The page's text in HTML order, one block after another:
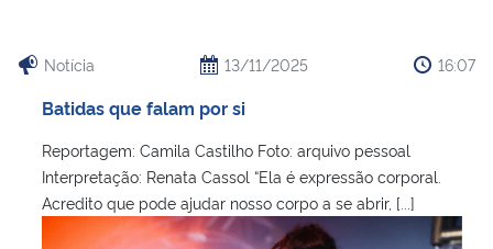
Notícia 13/11/2025 16:07
Batidas que falam por si
Reportagem: Camila Castilho Foto: arquivo pessoal
Interpretação: Renata Cassol “Ela é expressão corporal.
Acredito que pode ajudar nosso corpo a se abrir, [...]